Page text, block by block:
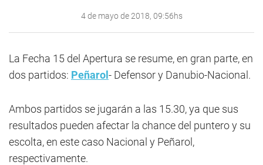
4 de mayo de 2018, 09:56hs
La Fecha 15 del Apertura se resume, en gran parte, en
dos partidos: Peñarol - Defensor y Danubio-Nacional.
Ambos partidos se jugarán a las 15.30, ya que sus
resultados pueden afectar la chance del puntero y su
escolta, en este caso Nacional y Peñarol,
respectivamente.